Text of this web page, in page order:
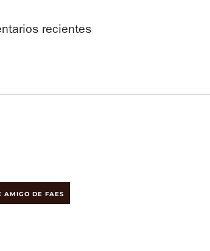
recientes
AMIGO DE FAES